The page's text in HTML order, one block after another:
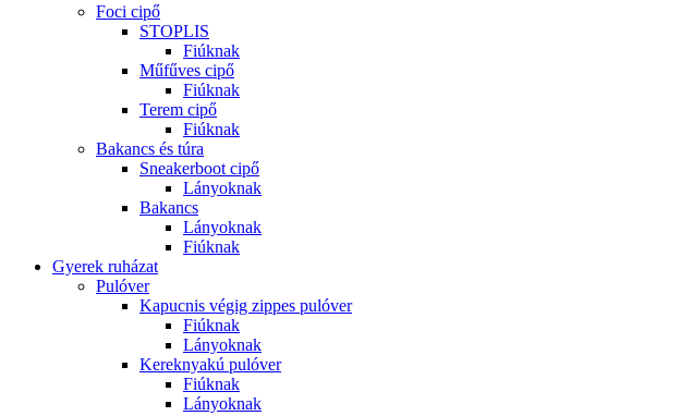
Foci cipő
STOPLIS
Fiúknak
Műfűves cipő
Fiúknak
Terem cipő
Fiúknak
Bakancs és túra
Sneakerboot cipő
Lányoknak
Bakancs
Lányoknak
Fiúknak
Gyerek ruházat
Pulóver
Kapucnis végig zippes pulóver
Fiúknak
Lányoknak
Kereknyakú pulóver
Fiúknak
Lányoknak